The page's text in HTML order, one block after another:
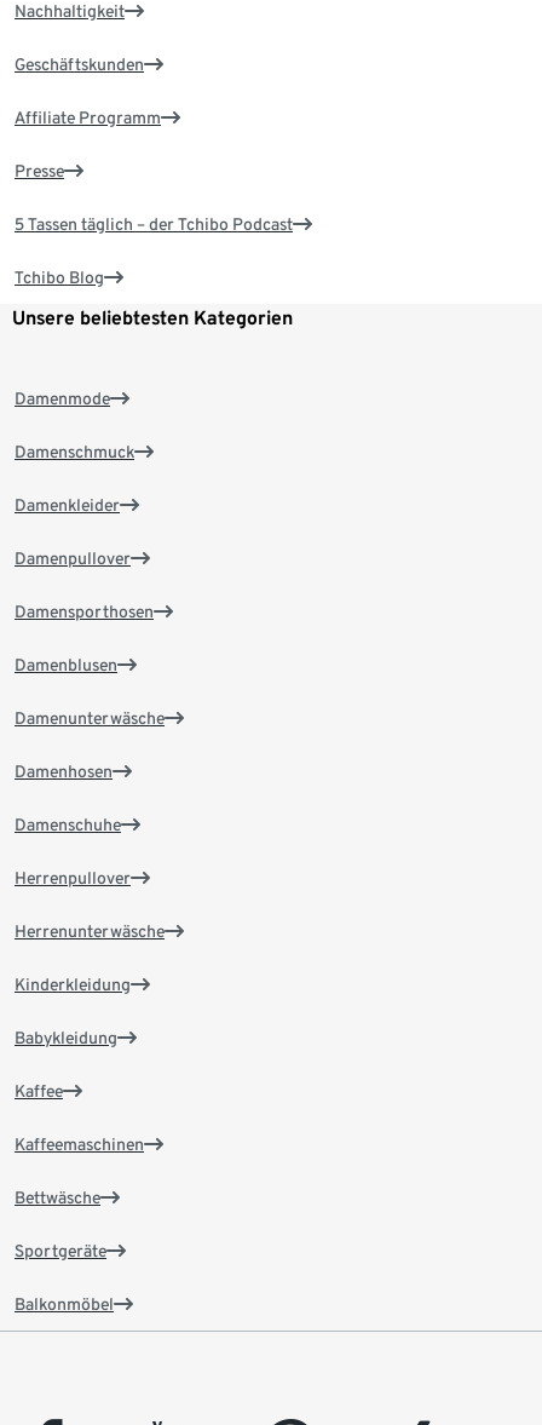
Nachhaltigkeit
Geschäftskunden
Affiliate Programm
Presse
5 Tassen täglich – der Tchibo Podcast
Tchibo Blog
Unsere beliebtesten Kategorien
Damenmode
Damenschmuck
Damenkleider
Damenpullover
Damensporthosen
Damenblusen
Damenunterwäsche
Damenhosen
Damenschuhe
Herrenpullover
Herrenunterwäsche
Kinderkleidung
Babykleidung
Kaffee
Kaffeemaschinen
Bettwäsche
Sportgeräte
Balkonmöbel